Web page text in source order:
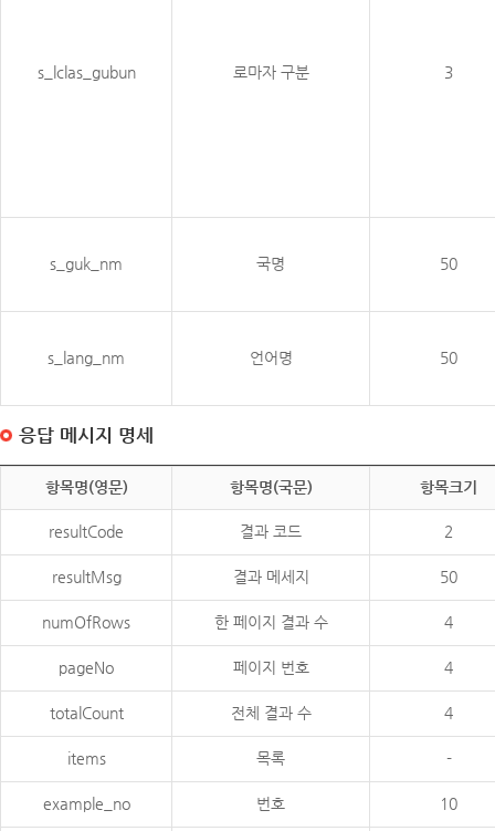
s_lclas_gubun 로마자 구분 3
s_guk_nm 국명 50
s_lang_nm 언어명 50
응답 메시지 명세
항목명(영문) 항목명(국문) 항목크기
resultCode 결과 코드 2
resultMsg 결과 메세지 50
numOfRows 한 페이지 결과 수 4
pageNo 페이지 번호 4
totalCount 전체 결과 수 4
items 목록 -
example_no 번호 10